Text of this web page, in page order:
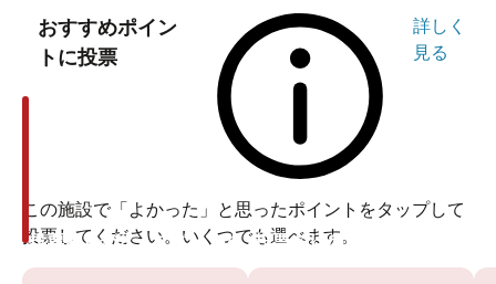
おすすめポイン
トに投票
詳しく
見る
この施設で「よかった」と思ったポイントをタップして
投票してください。いくつでも選べます。
投票ありがとうございます 投票ありがとうございます